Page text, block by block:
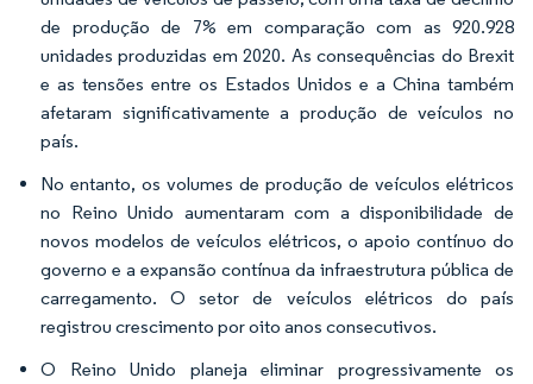
de produção de 7% em comparação com as 920.928
unidades produzidas em 2020. As consequências do Brexit
e as tensões entre os Estados Unidos e a China também
afetaram significativamente a produção de veículos no
país.
No entanto, os volumes de produção de veículos elétricos
no Reino Unido aumentaram com a disponibilidade de
novos modelos de veículos elétricos, o apoio contínuo do
governo e a expansão contínua da infraestrutura pública de
carregamento. O setor de veículos elétricos do país
registrou crescimento por oito anos consecutivos.
O Reino Unido planeja eliminar progressivamente os